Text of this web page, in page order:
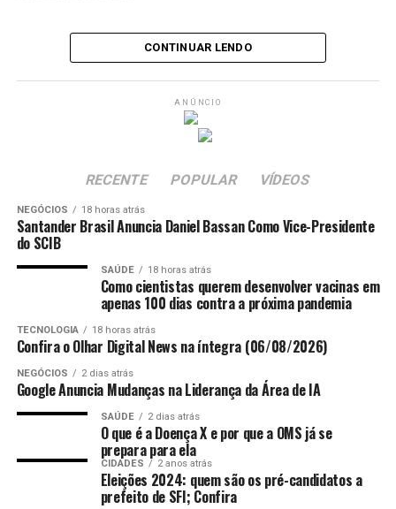
Janeiro pode gerar
prejuízos à competitividade
do estado”, afirmou o
presidente da Assembleia
o comércio exterior do estado, Marcelo Santos
considera prejudicial o processo de regionalização
proposto, no qual diversos processos de trabalho,
dentre eles o despacho aduaneiro de mercadorias,
seriam direcionados à unidade do Rio de Janeiro. Por
isso, o presidente da Assembleia Legislativa e
representantes do Sindiex pleiteiam a suspensão das
ações no âmbito da 7ª Região Fiscal (SRRF07) com vista
a regionalização de processos de trabalho e atividades da
Alfândega do Porto de Vitória/ES para a Alfândega da
Receita Federal do Brasil do Porto do Rio de Janeiro –
ALF/RJO, de modo a não prejudicar o comércio exterior
Jayme estava em fase final detratamento que só foi
, para a realização de um procedimento de
transplante de células conhecido como “Car-T Cell
Therapy”, com material colhido no Brasil, mas
Foto: Reprodução/instagram Mariana Mazelli
CONTINUAR LENDO
ANÚNCIO
RECENTE POPULAR VÍDEOS
NEGÓCIOS 18 horas atrás
Santander Brasil Anuncia Daniel Bassan Como Vice-Presidente
do SCIB
SAÚDE 18 horas atrás
Como cientistas querem desenvolver vacinas em
apenas 100 dias contra a próxima pandemia
TECNOLOGIA 18 horas atrás
Confira o Olhar Digital News na íntegra (06/08/2026)
NEGÓCIOS 2 dias atrás
Google Anuncia Mudanças na Liderança da Área de IA
SAÚDE 2 dias atrás
O que é a Doença X e por que a OMS já se
prepara para ela
CIDADES 2 anos atrás
Eleições 2024: quem são os pré-candidatos a
prefeito de SFI; Confira